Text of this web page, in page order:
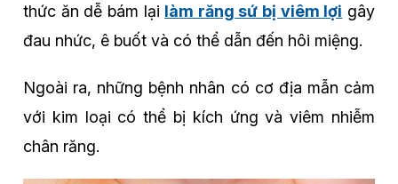
thức ăn dễ bám lại làm răng sứ bị viêm lợi gây
đau nhức, ê buốt và có thể dẫn đến hôi miệng.
Ngoài ra, những bệnh nhân có cơ địa mẫn cảm
với kim loại có thể bị kích ứng và viêm nhiễm
chân răng.